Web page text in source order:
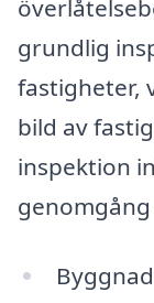
grundlig
fastigheter,
bild av
inspektion
genomgång